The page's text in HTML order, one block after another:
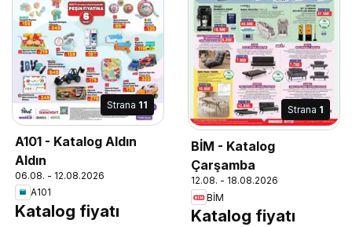
Strana 11
A101 - Katalog Aldın
Aldın
06.08. - 12.08.2026
A101
Katalog fiyatı
Strana 1
BİM - Katalog
Çarşamba
12.08. - 18.08.2026
BİM
Katalog fiyatı